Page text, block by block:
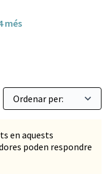
4 més
en aquests
poden respondre